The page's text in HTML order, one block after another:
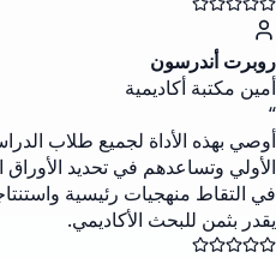
روبرت أندرسون
أمين مكتبة أكاديمية
“
أوصي بهذه الأداة لجميع طلاب
الأولي وتساعدهم في تحديد الأوراق
في التقاط منهجيات رئيسية
يقدر بثمن للبحث الأكاديمي.